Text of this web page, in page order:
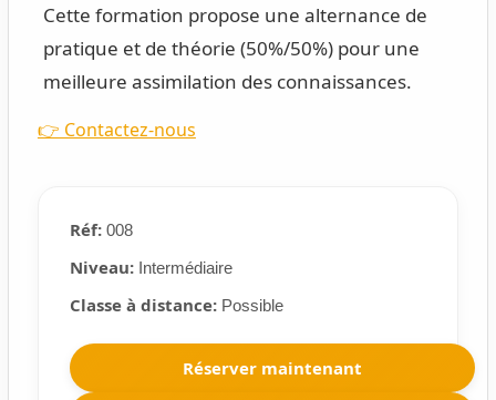
Cette formation propose une alternance de
pratique et de théorie (50%/50%) pour une
meilleure assimilation des connaissances.
👉 Contactez-nous
Réf:008
Niveau:Intermédiaire
Classe à distance:Possible
Réserver maintenant